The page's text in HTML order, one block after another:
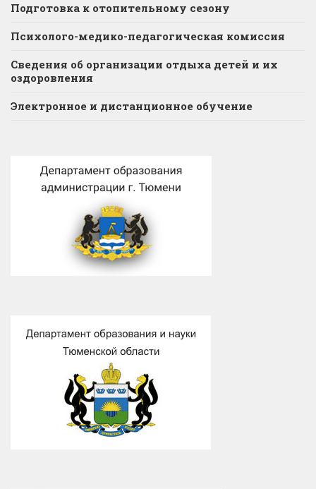
Подготовка к отопительному сезону
Психолого-медико-педагогическая комиссия
Сведения об организации отдыха детей и их
оздоровления
Электронное и дистанционное обучение